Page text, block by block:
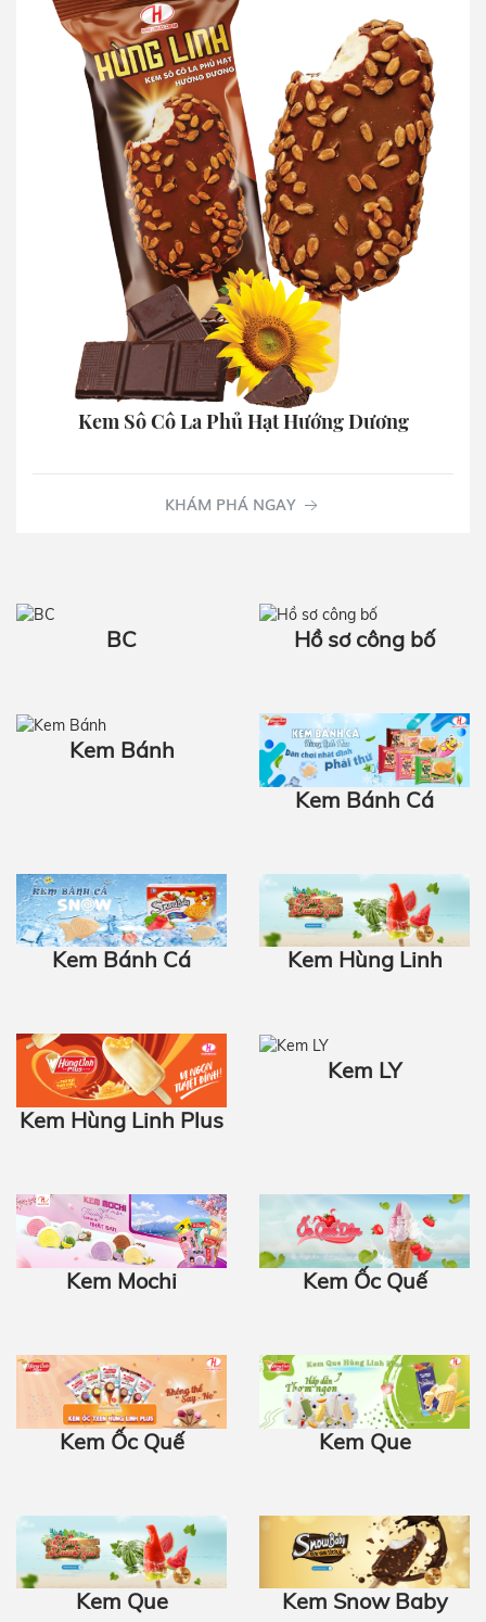
Kem Sô Cô La Phủ Hạt Hướng Dương
KHÁM PHÁ NGAY
BC Hồ sơ công bố
Kem Bánh
Kem Bánh Cá
Kem Bánh Cá Kem Hùng Linh
Kem Hùng Linh Plus
Kem‎‎‎‎ LY
Kem Mochi Kem Ốc Quế
Kem Ốc Quế Kem Que
Kem Que Kem Snow Baby